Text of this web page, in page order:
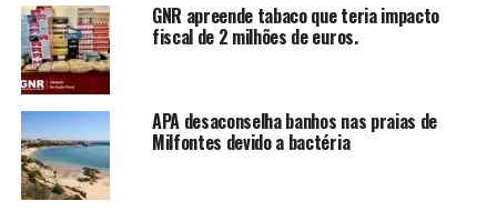
GNR apreende tabaco que teria impacto
fiscal de 2 milhões de euros.
APA desaconselha banhos nas praias de
Milfontes devido a bactéria